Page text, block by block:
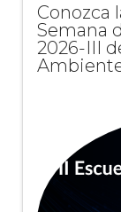
Conozca
Semana
2026-III